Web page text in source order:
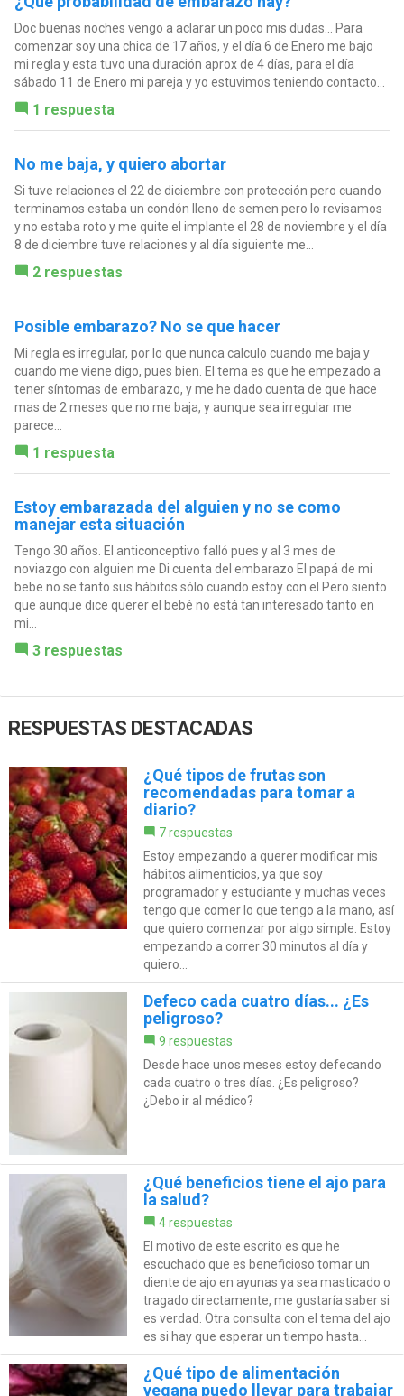
Doc buenas noches vengo a aclarar un poco mis dudas... Para
comenzar soy una chica de 17 años, y el día 6 de Enero me bajo
mi regla y esta tuvo una duración aprox de 4 días, para el día
sábado 11 de Enero mi pareja y yo estuvimos teniendo contacto...
1 respuesta
No me baja, y quiero abortar
Si tuve relaciones el 22 de diciembre con protección pero cuando
terminamos estaba un condón lleno de semen pero lo revisamos
y no estaba roto y me quite el implante el 28 de noviembre y el día
8 de diciembre tuve relaciones y al día siguiente me...
2 respuestas
Posible embarazo? No se que hacer
Mi regla es irregular, por lo que nunca calculo cuando me baja y
cuando me viene digo, pues bien. El tema es que he empezado a
tener síntomas de embarazo, y me he dado cuenta de que hace
mas de 2 meses que no me baja, y aunque sea irregular me
parece...
1 respuesta
Estoy embarazada del alguien y no se como
manejar esta situación
Tengo 30 años. El anticonceptivo falló pues y al 3 mes de
noviazgo con alguien me Di cuenta del embarazo El papá de mi
bebe no se tanto sus hábitos sólo cuando estoy con el Pero siento
que aunque dice querer el bebé no está tan interesado tanto en
mi...
3 respuestas
RESPUESTAS DESTACADAS
¿Qué tipos de frutas son
recomendadas para tomar a
diario?
7 respuestas
Estoy empezando a querer modificar mis
hábitos alimenticios, ya que soy
programador y estudiante y muchas veces
tengo que comer lo que tengo a la mano, así
que quiero comenzar por algo simple. Estoy
empezando a correr 30 minutos al día y
quiero...
Defeco cada cuatro días... ¿Es
peligroso?
9 respuestas
Desde hace unos meses estoy defecando
cada cuatro o tres días. ¿Es peligroso?
¿Debo ir al médico?
¿Qué beneficios tiene el ajo para
la salud?
4 respuestas
El motivo de este escrito es que he
escuchado que es beneficioso tomar un
diente de ajo en ayunas ya sea masticado o
tragado directamente, me gustaría saber si
es verdad. Otra consulta con el tema del ajo
es si hay que esperar un tiempo hasta...
¿Qué tipo de alimentación
vegana puedo llevar para trabajar